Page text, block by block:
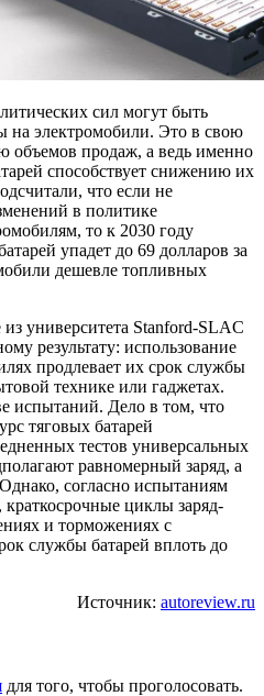
сил могут быть
на электромобили. Это в свою
объемов продаж, а ведь именно
способствует снижению их
что если не
в политике
то к 2030 году
упадет до 69 долларов за
дешевле топливных
университета Stanford-SLAC
результату: использование
продлевает их срок службы
технике или гаджетах.
испытаний. Дело в том, что
тяговых батарей
тестов универсальных
равномерный заряд, а
согласно испытаниям
циклы заряд-
и торможениях с
службы батарей вплоть до
Источник: autoreview.ru
для того, чтобы проголосовать.